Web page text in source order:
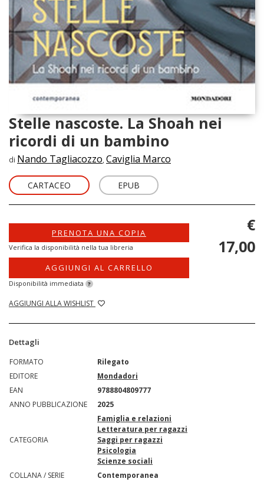
Stelle nascoste. La Shoah nei
ricordi di un bambino
di Nando Tagliacozzo, Caviglia Marco
CARTACEO EPUB
PRENOTA UNA COPIA
Verifica la disponibilità nella tua libreria
AGGIUNGI AL CARRELLO
Disponibilità immediata ?
AGGIUNGI ALLA WISHLIST
€
17,00
Dettagli
FORMATO
Rilegato
EDITORE
Mondadori
EAN
9788804809777
ANNO PUBBLICAZIONE
2025
CATEGORIA
Famiglia e relazioni
Letteratura per ragazzi
Saggi per ragazzi
Psicologia
Scienze sociali
COLLANA / SERIE
Contemporanea